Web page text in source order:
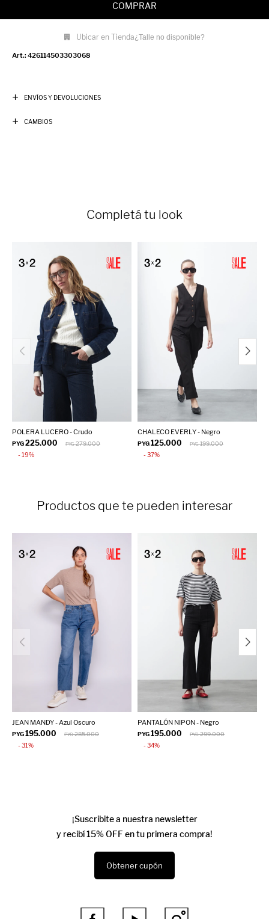
COMPRAR
Ubicar en Tienda¿Talle no disponible?
426114503303068
ENVÍOS Y DEVOLUCIONES
CAMBIOS
Completá tu look
POLERA LUCERO - Crudo
PYG225.000 PYG 279.000
19
CHALECO EVERLY - Negro
PYG125.000 PYG 199.000
37
Productos que te pueden interesar
JEAN MANDY - Azul Oscuro
PYG195.000 PYG 285.000
31
PANTALÓN NIPON - Negro
PYG195.000 PYG 299.000
34
¡Suscribite a nuestra newsletter
y recibí 15% OFF en tu primera compra!
Obtener cupón